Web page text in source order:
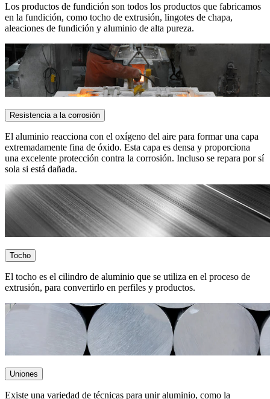
Los productos de fundición son todos los productos que fabricamos
en la fundición, como tocho de extrusión, lingotes de chapa,
aleaciones de fundición y aluminio de alta pureza.
Resistencia a la corrosión
El aluminio reacciona con el oxígeno del aire para formar una capa
extremadamente fina de óxido. Esta capa es densa y proporciona
una excelente protección contra la corrosión. Incluso se repara por sí
sola si está dañada.
Tocho
El tocho es el cilindro de aluminio que se utiliza en el proceso de
extrusión, para convertirlo en perfiles y productos.
Uniones
Existe una variedad de técnicas para unir aluminio, como la